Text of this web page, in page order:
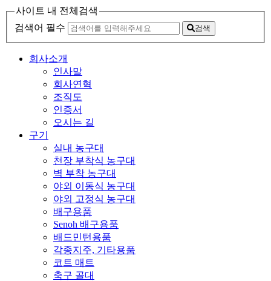
사이트 내 전체검색
검색어 필수
검색
회사소개
인사말
회사연혁
조직도
인증서
오시는 길
구기
실내 농구대
천장 부착식 농구대
벽 부착 농구대
야외 이동식 농구대
야외 고정식 농구대
배구용품
Senoh 배구용품
배드민턴용품
각종지주, 기타용품
코트 매트
축구 골대